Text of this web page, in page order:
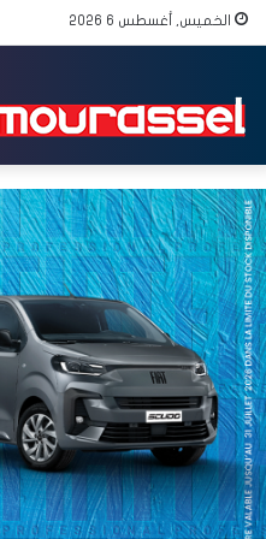
الخميس, أغسطس 6 2026